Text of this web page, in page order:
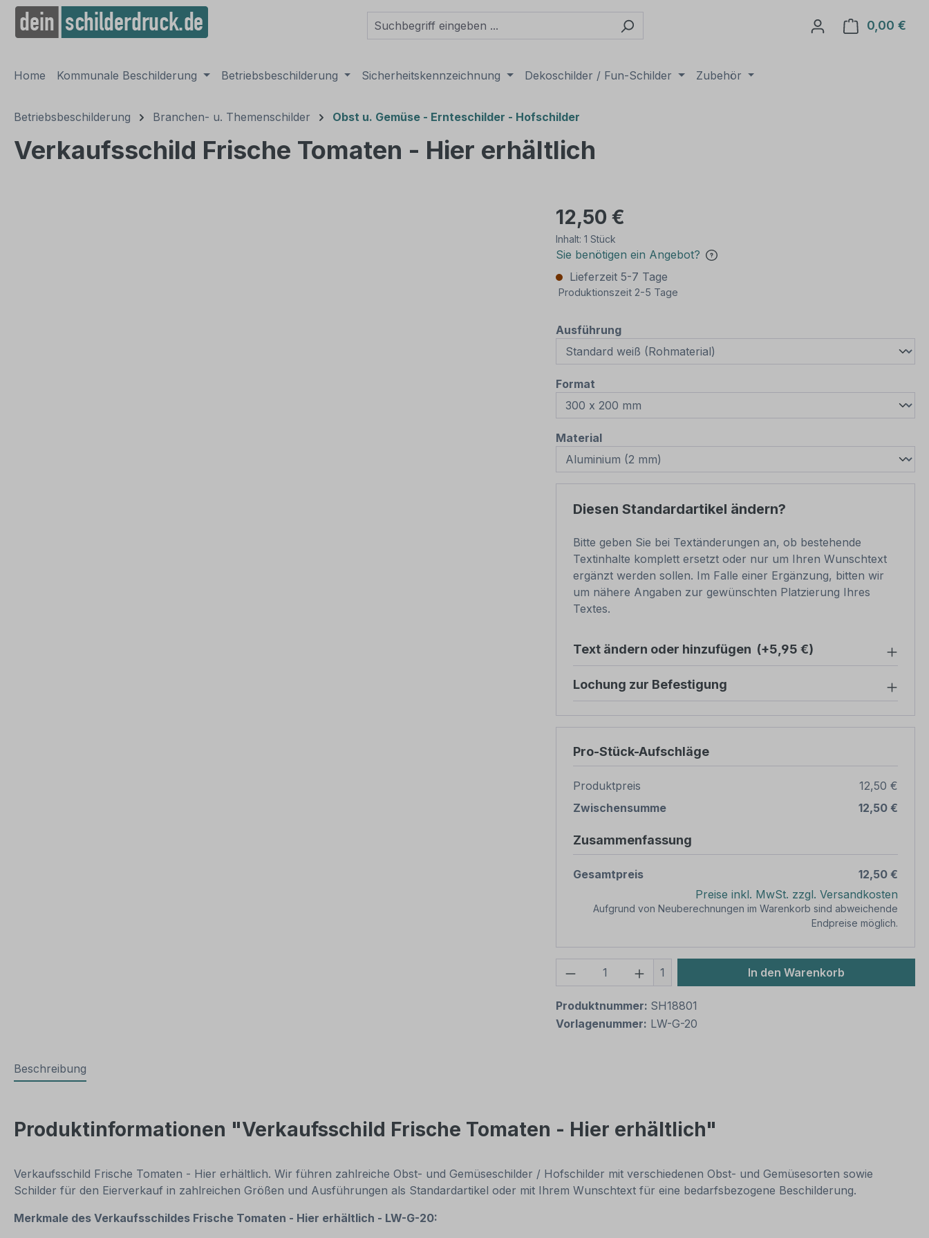
Zur Hauptnavigation springen
0,00 €
Home Kommunale Beschilderung Betriebsbeschilderung Sicherheitskennzeichnung Dekoschilder / Fun-Schilder Zubehör
Betriebsbeschilderung Branchen- u. Themenschilder Obst u. Gemüse - Ernteschilder - Hofschilder
Verkaufsschild Frische Tomaten - Hier erhältlich
12,50 €
Inhalt: 1 Stück
Sie benötigen ein Angebot?
Lieferzeit 5-7 Tage
Produktionszeit 2-5 Tage
Ausführungauswählen
Format
Materialauswählen
Diesen Standardartikel ändern?
Bitte geben Sie bei Textänderungen an, ob bestehende
Textinhalte komplett ersetzt oder nur um Ihren Wunschtext
ergänzt werden sollen. Im Falle einer Ergänzung, bitten wir
um nähere Angaben zur gewünschten Platzierung Ihres
Textes.
Text ändern oder hinzufügen (+5,95 €)
Lochung zur Befestigung
Pro-Stück-Aufschläge
Produktpreis
12,50 €
Zwischensumme
12,50 €
Zusammenfassung
Gesamtpreis
12,50 €
Preise inkl. MwSt. zzgl. Versandkosten
Aufgrund von Neuberechnungen im Warenkorb sind abweichende
Endpreise möglich.
Produkt Anzahl: Gib den gewünschten Wert
1 In den Warenkorb
Produktnummer: SH18801
Vorlagenummer: LW-G-20
Beschreibung
Produktinformationen "Verkaufsschild Frische Tomaten - Hier erhältlich"
Verkaufsschild Frische Tomaten - Hier erhältlich. Wir führen zahlreiche Obst- und Gemüseschilder / Hofschilder mit verschiedenen Obst- und Gemüsesorten sowie
Schilder für den Eierverkauf in zahlreichen Größen und Ausführungen als Standardartikel oder mit Ihrem Wunschtext für eine bedarfsbezogene Beschilderung.
Merkmale des Verkaufsschildes Frische Tomaten - Hier erhältlich - LW-G-20: